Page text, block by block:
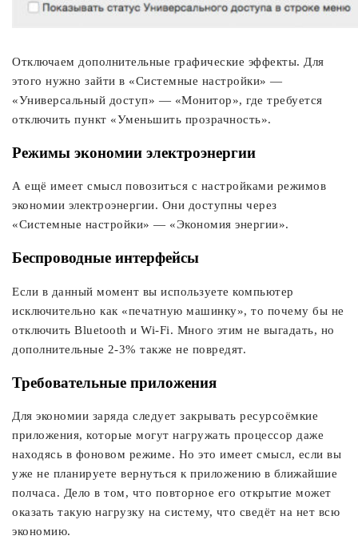
Отключаем дополнительные графические эффекты. Для
этого нужно зайти в «Системные настройки» —
«Универсальный доступ» — «Монитор», где требуется
отключить пункт «Уменьшить прозрачность».
Режимы экономии электроэнергии
А ещё имеет смысл повозиться с настройками режимов
экономии электроэнергии. Они доступны через
«Системные настройки» — «Экономия энергии».
Беспроводные интерфейсы
Если в данный момент вы используете компьютер
исключительно как «печатную машинку», то почему бы не
отключить Bluetooth и Wi-Fi. Много этим не выгадать, но
дополнительные 2-3% также не повредят.
Требовательные приложения
Для экономии заряда следует закрывать ресурсоёмкие
приложения, которые могут нагружать процессор даже
находясь в фоновом режиме. Но это имеет смысл, если вы
уже не планируете вернуться к приложению в ближайшие
полчаса. Дело в том, что повторное его открытие может
оказать такую нагрузку на систему, что сведёт на нет всю
экономию.